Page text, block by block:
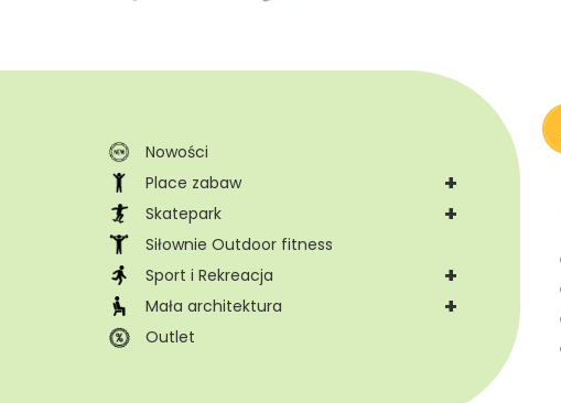
Nowości
+
Place zabaw
+
Skatepark
Siłownie Outdoor fitness
+
Sport i Rekreacja
+
Mała architektura
Outlet